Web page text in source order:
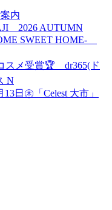
内
2026 AUTUMN
SWEET HOME-
スメ受賞🏆 dr365(ド
N
13日㊍「Celest 大市」